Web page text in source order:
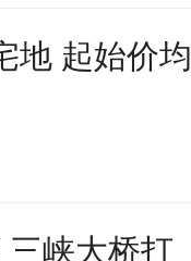
地 起始价均
峡大桥打